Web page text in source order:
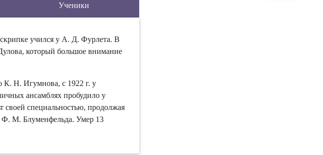
Ученики
учился у А. Д. Фурлета. В
который большое внимание
К. Н. Игумнова, с 1922 г. у
ансамблях пробудило у
своей специальностью, продолжая
Ф. М. Блуменфельда. Умер 13